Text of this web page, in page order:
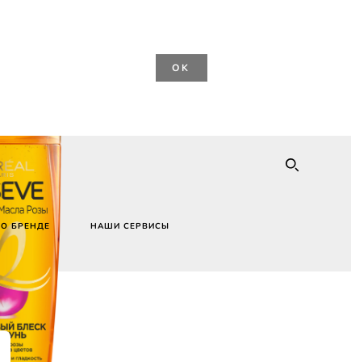
OK
О БРЕНДЕ НАШИ СЕРВИСЫ